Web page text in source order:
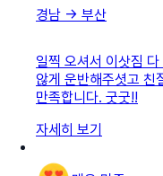
경남 → 부산
일찍 오셔서 이삿짐
않게 운반해주셧고 친
만족합니다. 굿굿!!
자세히 보기